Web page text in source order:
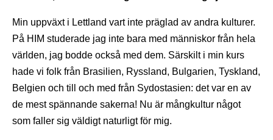
Min uppväxt i Lettland vart inte präglad av andra kulturer.
På HIM studerade jag inte bara med människor från hela
världen, jag bodde också med dem. Särskilt i min kurs
hade vi folk från Brasilien, Ryssland, Bulgarien, Tyskland,
Belgien och till och med från Sydostasien: det var en av
de mest spännande sakerna! Nu är mångkultur något
som faller sig väldigt naturligt för mig.